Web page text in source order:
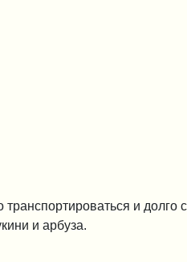
и долго
и арбуза.